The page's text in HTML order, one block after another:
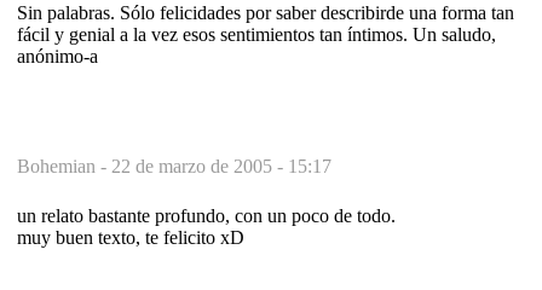
Sin palabras. Sólo felicidades por saber describirde una forma tan
fácil y genial a la vez esos sentimientos tan íntimos. Un saludo,
anónimo-a
Bohemian - 22 de marzo de 2005 - 15:17
un relato bastante profundo, con un poco de todo.
muy buen texto, te felicito xD